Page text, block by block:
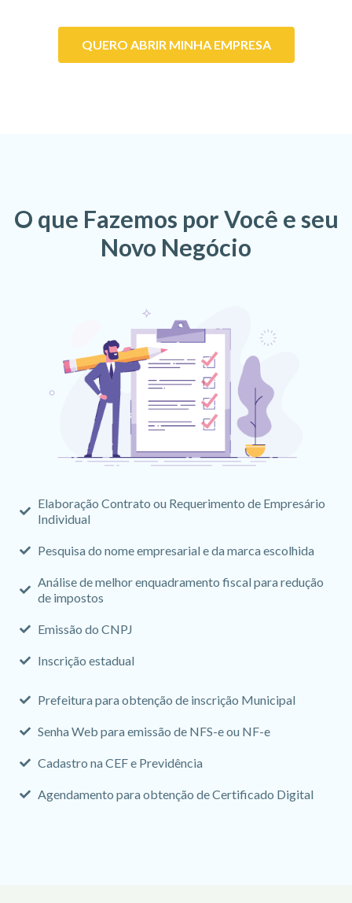
QUERO ABRIR MINHA EMPRESA
O que Fazemos por Você e seu
Novo Negócio
Elaboração Contrato ou Requerimento de Empresário
Individual
Pesquisa do nome empresarial e da marca escolhida
Análise de melhor enquadramento fiscal para redução
de impostos
Emissão do CNPJ
Inscrição estadual
Prefeitura para obtenção de inscrição Municipal
Senha Web para emissão de NFS-e ou NF-e
Cadastro na CEF e Previdência
Agendamento para obtenção de Certificado Digital